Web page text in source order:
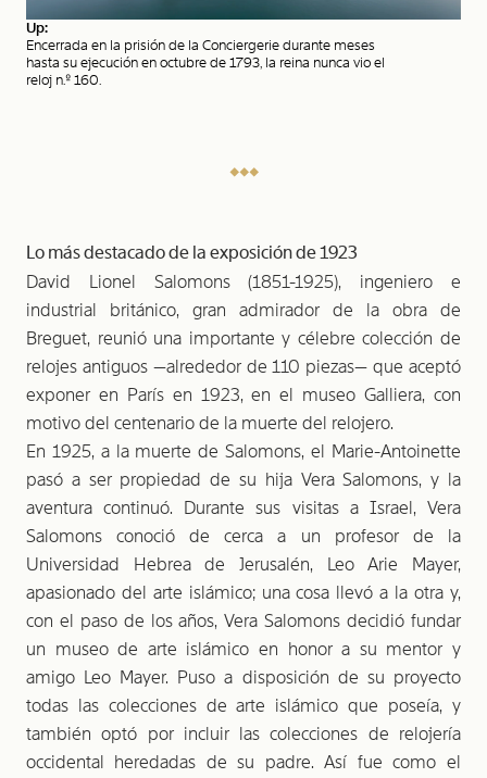
Up:
Encerrada en la prisión de la Conciergerie durante meses
hasta su ejecución en octubre de 1793, la reina nunca vio el
reloj n.º 160.
Lo más destacado de la exposición de 1923
David Lionel Salomons (1851-1925), ingeniero e
industrial britá­nico, gran admirador de la obra de
Breguet, reunió una importante y célebre colección de
relojes antiguos —alrededor de 110 piezas— que aceptó
exponer en París en 1923, en el museo Galliera, con
motivo del centenario de la muerte del relojero.
En 1925, a la muerte de Salomons, el Marie-Antoinette
pasó a ser propiedad de su hija Vera Salomons, y la
aventura continuó. Durante sus visitas a Israel, Vera
Salomons conoció de cerca a un profesor de la
Universidad Hebrea de Jerusalén, Leo Arie Mayer,
apasionado del arte islámico; una cosa llevó a la otra y,
con el paso de los años, Vera Salomons decidió fundar
un museo de arte islámico en honor a su mentor y
amigo Leo Mayer. Puso a disposición de su proyecto
todas las colecciones de arte islámico que poseía, y
también optó por incluir las colecciones de relojería
occidental heredadas de su padre. Así fue como el